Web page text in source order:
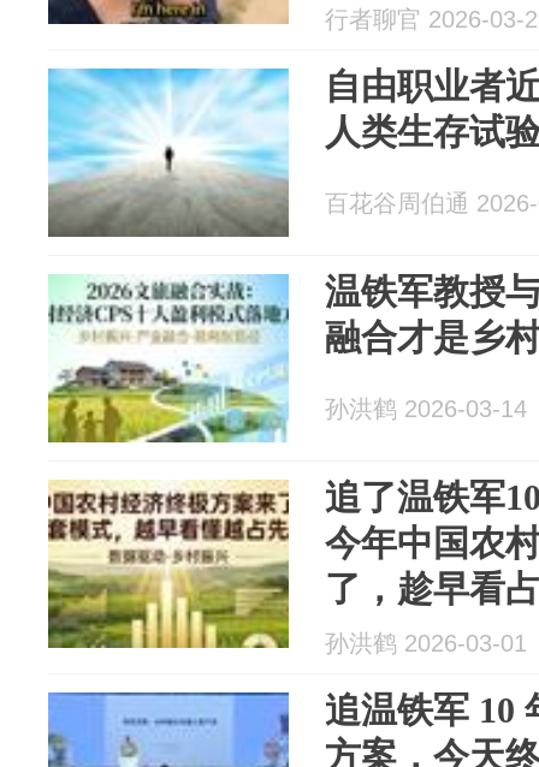
行者聊官 2026-03-
自由职业者
人类生存试
百花谷周伯通
温铁军教授
融合才是乡
孙洪鹤 2026-03-14
追了温铁军
今年中国农
了，趁早看
孙洪鹤 2026-03-01
追温铁军 10
方案，今天